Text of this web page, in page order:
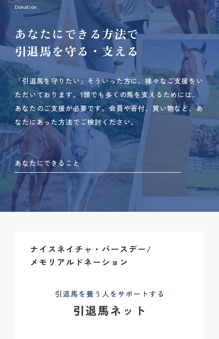
Donation
あなたにできる方法で
引退馬を守る・支える
「引退馬を守りたい」そういった方に、様々なご支援をい
ただいております。 1頭でも多くの馬を支えるためには、
あなたのご支援が必要です。 会員や寄付、買い物など、あ
なたにあった方法でご検討ください。
あなたにできること